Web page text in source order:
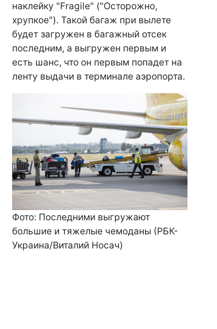
наклейку "Fragile" ("Осторожно,
хрупкое"). Такой багаж при вылете
будет загружен в багажный отсек
последним, а выгружен первым и
есть шанс, что он первым попадет на
ленту выдачи в терминале аэропорта.
Фото: Последними выгружают
большие и тяжелые чемоданы (РБК-
Украина/Виталий Носач)